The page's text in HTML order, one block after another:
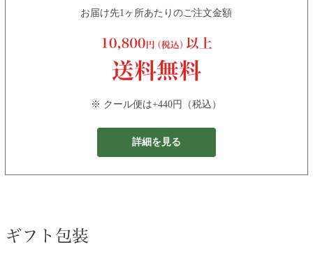
お届け先1ヶ所あたりのご注文金額
※ クール便は+440円（税込）
詳細を見る